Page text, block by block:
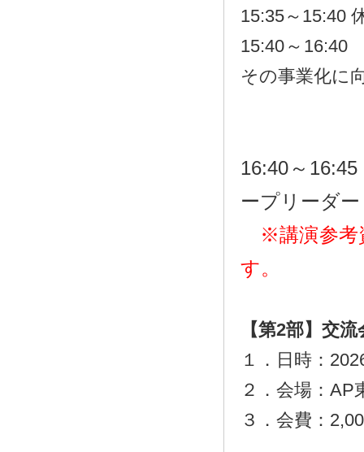
15:35～15:40
15:40 ～ 16:40
その事業化に
16:40～
ープリーダ
※講演参考
す。
【第2部】 交流
１．日時：
２．会場：
３．会費：